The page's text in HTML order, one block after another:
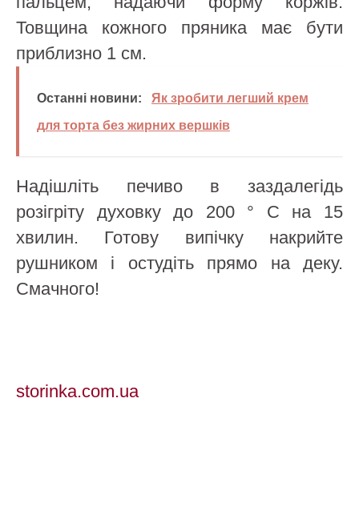
Товщина кожного пряника має бути
приблизно 1 см.
Останні новини:
Як зробити легший крем
для торта без жирних вершків
Надішліть печиво в заздалегідь
розігріту духовку до 200 ° C на 15
хвилин. Готову випічку накрийте
рушником і остудіть прямо на деку.
Смачного!
storinka.com.ua